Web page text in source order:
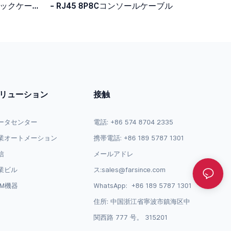
クケー
- RJ45 8P8Cコンソールケーブル
ューション
タセンター
オートメーション
ビル
機器
接触
電話: +86 574 8704 2335
携帯電話: +86 189 5787 1301
メールアドレ
ス:sales@farsince.com
WhatsApp: +86 189 5787 1301
住所: 中国浙江省寧波市鎮海区中
関西路 777 号。 315201